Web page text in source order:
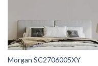
Morgan SC2706005XY